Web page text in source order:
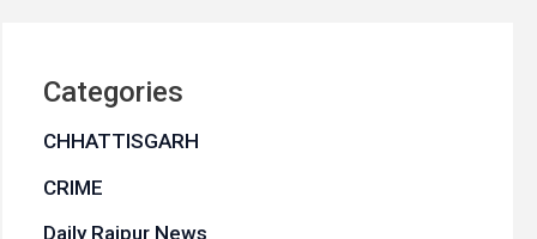
Categories
CHHATTISGARH
CRIME
Daily Raipur News